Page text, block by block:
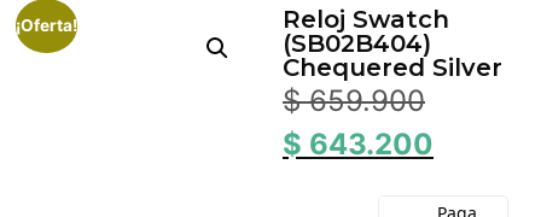
¡Oferta!
Reloj Swatch
(SB02B404)
Chequered Silver
$659.900
$ 643.200